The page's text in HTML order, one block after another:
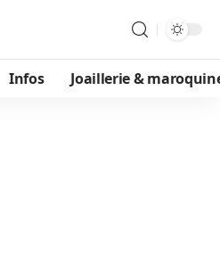
Infos Joaillerie &